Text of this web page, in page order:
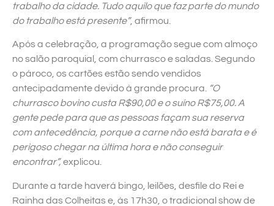
trabalho da cidade. Tudo aquilo que faz parte do mundo
do trabalho está presente”, afirmou.
Após a celebração, a programação segue com almoço
no salão paroquial, com churrasco e saladas. Segundo
o pároco, os cartões estão sendo vendidos
antecipadamente devido à grande procura.
“O
churrasco bovino custa R$90,00 e o suíno R$75,00. A
gente pede para que as pessoas façam sua reserva
com antecedência, porque a carne não está barata e é
perigoso chegar na última hora e não conseguir
encontrar”,explicou.
Durante a tarde haverá bingo, leilões, desfile do Rei e
Rainha das Colheitas e, às 17h30, o tradicional show de